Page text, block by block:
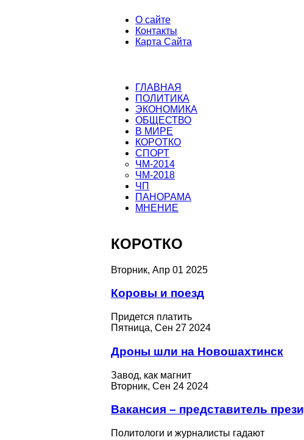
О сайте
Контакты
Карта Сайта
ГЛАВНАЯ
ПОЛИТИКА
ЭКОНОМИКА
ОБЩЕСТВО
В МИРЕ
КОРОТКО
СПОРТ
ЧМ-2014
ЧМ-2018
ЧП
ПАНОРАМА
МНЕНИЕ
КОРОТКО
Вторник, Апр 01 2025
Коровы и поезд
Придется платить
Пятница, Сен 27 2024
Дроны шли на Новошахтинск
Завод, как магнит
Вторник, Сен 24 2024
Вакансия – представитель
Политологи и журналисты гадают